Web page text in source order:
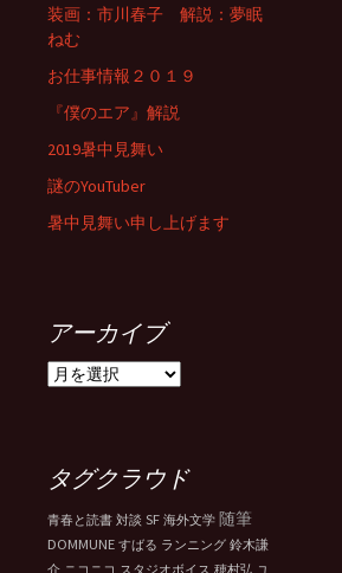
装画：市川春子 解説：夢眠
ねむ
お仕事情報２０１９
『僕のエア』解説
2019暑中見舞い
謎のYouTuber
暑中見舞い申し上げます
アーカイブ
ア
ブ
タグクラウド
青春と読書 対談 SF 海外文学 随筆
DOMMUNE すばる ランニング 鈴木謙